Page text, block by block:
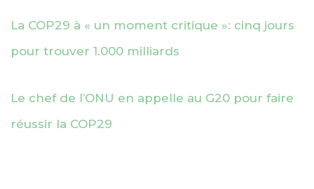
La COP29 à « un moment critique »: cinq jours
pour trouver 1.000 milliards
Le chef de l’ONU en appelle au G20 pour faire
réussir la COP29